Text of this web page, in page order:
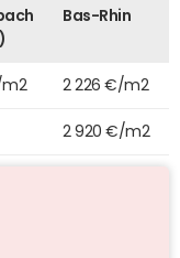
Bas-Rhin
m2 2 226 €/m2
2 920 €/m2